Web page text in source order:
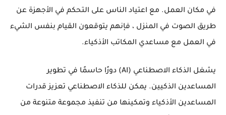
في مكان العمل. مع اعتياد الناس على التحكم في الأجهزة عن
طريق الصوت في المنزل ، فإنهم يتوقعون القيام بنفس الشيء
في العمل مع مساعدي المكاتب الأذكياء.
يشغل الذكاء الاصطناعي (AI) دورًا حاسمًا في تطوير
المساعدين الذكيين. يمكن للذكاء الاصطناعي تعزيز قدرات
المساعدين الأذكياء وتمكينها من تنفيذ مجموعة متنوعة من